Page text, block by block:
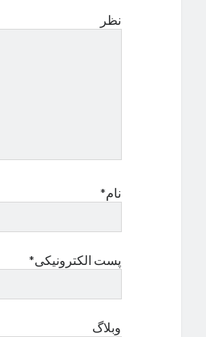
نظر
نام*
پست الکترونیکی*
وبلاگ